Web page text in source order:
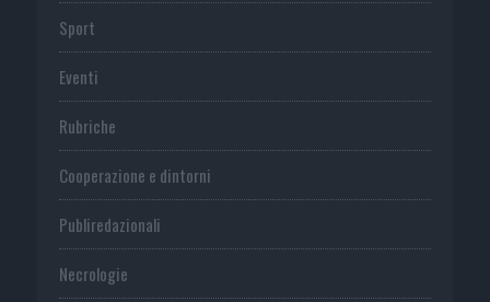
Sport
Eventi
Rubriche
Cooperazione e dintorni
Publiredazionali
Necrologie